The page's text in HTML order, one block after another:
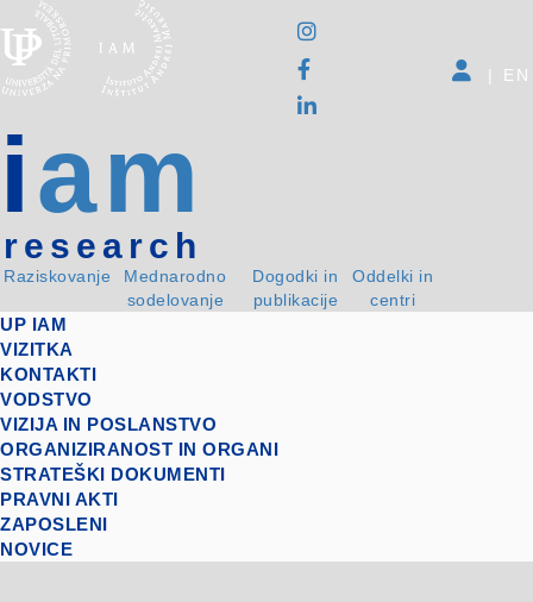
iam
research
Raziskovanje
Mednarodno
sodelovanje
Dogodki in
publikacije
Oddelki in
centri
| EN
UP IAM
VIZITKA
KONTAKTI
VODSTVO
VIZIJA IN POSLANSTVO
ORGANIZIRANOST IN ORGANI
STRATEŠKI DOKUMENTI
PRAVNI AKTI
ZAPOSLENI
NOVICE